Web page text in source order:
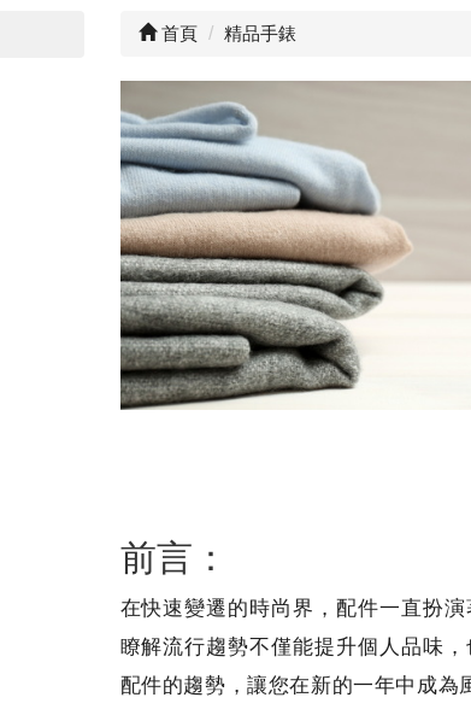
首頁 精品手錶
前言：
在快速變遷的時尚界，配件一直扮
瞭解流行趨勢不僅能提升個人品味
配件的趨勢，讓您在新的一年中成為